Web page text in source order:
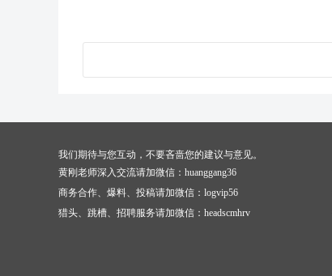
我们期待与您互动，不要吝啬您的建议与意见。
黄刚老师深入交流请加微信：huanggang36
商务合作、爆料、投稿请加微信：logvip56
猎头、跳槽、招聘服务请加微信：headscmhrv